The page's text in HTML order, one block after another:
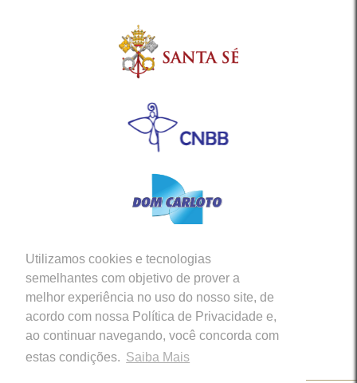
Utilizamos cookies e tecnologias
semelhantes com objetivo de prover a
melhor experiência no uso do nosso site, de
acordo com nossa Política de Privacidade e,
ao continuar navegando, você concorda com
estas condições. Saiba Mais
Siga-nos em nossas Redes Sociais